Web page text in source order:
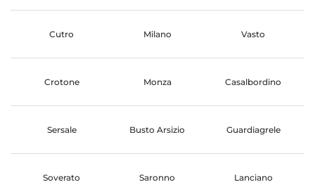
Cutro Milano Vasto
Crotone Monza Casalbordino
Sersale Busto Arsizio Guardiagrele
Soverato Saronno Lanciano